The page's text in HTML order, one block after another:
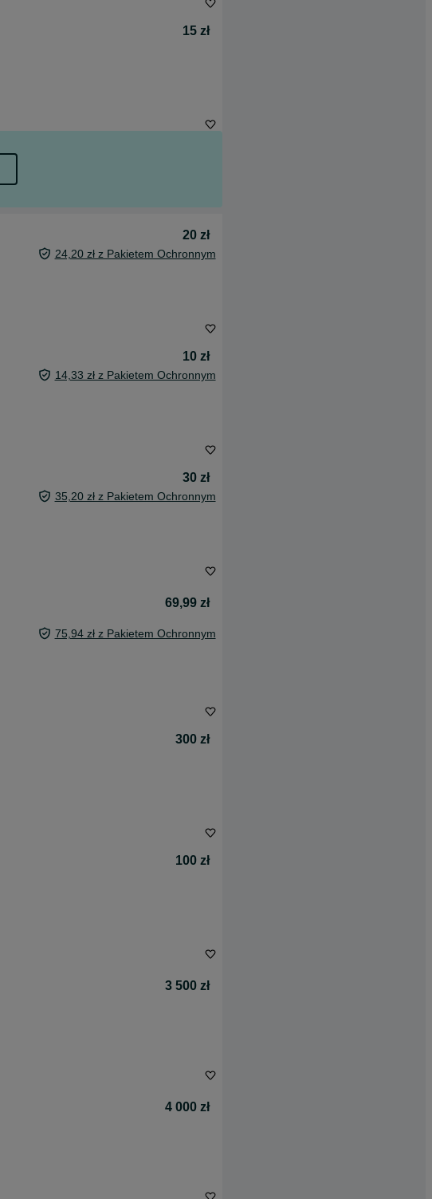
15 zł
20 zł
24,20 zł z Pakietem Ochronnym
10 zł
14,33 zł z Pakietem Ochronnym
30 zł
35,20 zł z Pakietem Ochronnym
69,99 zł
75,94 zł z Pakietem Ochronnym
300 zł
100 zł
3 500 zł
4 000 zł